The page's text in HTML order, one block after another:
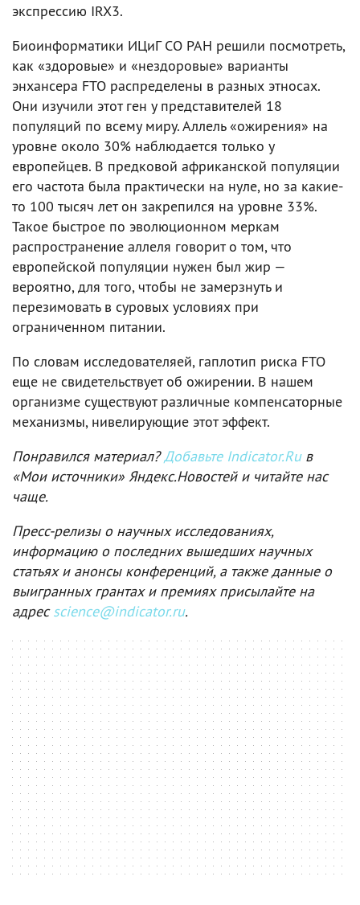
экспрессию IRX3.
Биоинформатики ИЦиГ СО РАН решили посмотреть,
как «здоровые» и «нездоровые» варианты
энхансера FTO распределены в разных этносах.
Они изучили этот ген у представителей 18
популяций по всему миру. Аллель «ожирения» на
уровне около 30% наблюдается только у
европейцев. В предковой африканской популяции
его частота была практически на нуле, но за какие-
то 100 тысяч лет он закрепился на уровне 33%.
Такое быстрое по эволюционном меркам
распространение аллеля говорит о том, что
европейской популяции нужен был жир —
вероятно, для того, чтобы не замерзнуть и
перезимовать в суровых условиях при
ограниченном питании.
По словам исследователяей, гаплотип риска FTO
еще не свидетельствует об ожирении. В нашем
организме существуют различные компенсаторные
механизмы, нивелирующие этот эффект.
Понравился материал?Добавьте Indicator.Ruв
«Мои источники» Яндекс.Новостей и читайте нас
чаще.
Пресс-релизы о научных исследованиях,
информацию о последних вышедших научных
статьях и анонсы конференций, а также данные о
выигранных грантах и премиях присылайте на
адресscience@indicator.ru.